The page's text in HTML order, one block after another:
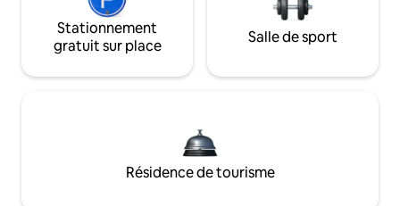
Stationnement
gratuit sur place
Salle de sport
Résidence de tourisme